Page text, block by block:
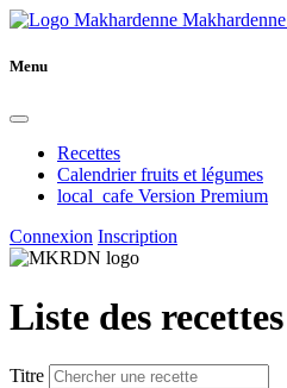
Makhardenne
Menu
Recettes
Calendrier fruits et légumes
local_cafe Version Premium
Connexion Inscription
Liste des recettes
Titre